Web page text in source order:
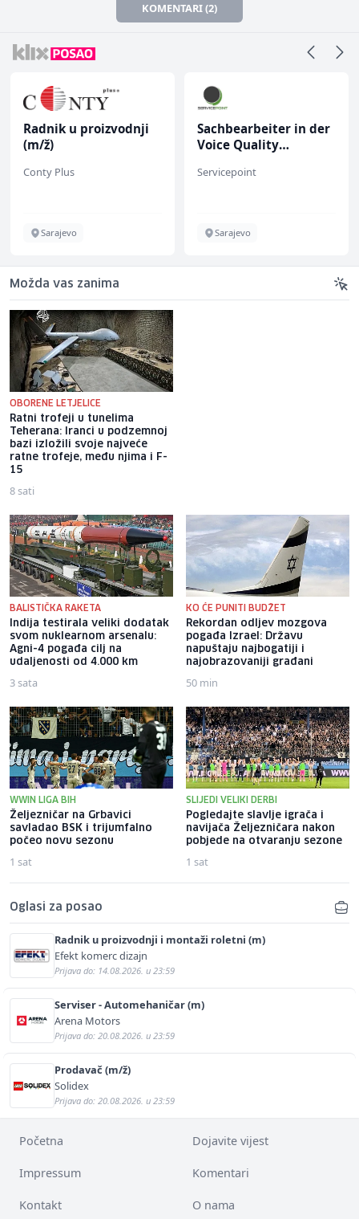
KOMENTARI (2)
Radnik u proizvodnji
(m/ž)
Conty Plus
Sarajevo
Sachbearbeiter in der
Voice Quality
Servicepoint
Sarajevo
Možda vas zanima
OBORENE LETJELICE
Ratni trofeji u tunelima
Teherana: Iranci u podzemnoj
bazi izložili svoje najveće
ratne trofeje, među njima i F-
15
8 sati
BALISTIČKA RAKETA
Indija testirala veliki dodatak
svom nuklearnom arsenalu:
Agni-4 pogađa cilj na
udaljenosti od 4.000 km
3 sata
KO ĆE PUNITI BUDŽET
Rekordan odljev mozgova
pogađa Izrael: Državu
napuštaju najbogatiji i
najobrazovaniji građani
50 min
WWIN LIGA BIH
Željezničar na Grbavici
savladao BSK i trijumfalno
počeo novu sezonu
1 sat
SLIJEDI VELIKI DERBI
Pogledajte slavlje igrača i
navijača Željezničara nakon
pobjede na otvaranju sezone
1 sat
Oglasi za posao
Radnik u proizvodnji i montaži roletni (m)
Efekt komerc dizajn
Prijava do: 14.08.2026. u 23:59
Serviser - Automehaničar (m)
Arena Motors
Prijava do: 20.08.2026. u 23:59
Prodavač (m/ž)
Solidex
Prijava do: 20.08.2026. u 23:59
Početna Dojavite vijest
Impressum Komentari
Kontakt O nama